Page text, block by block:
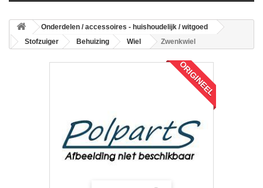
Onderdelen / accessoires - huishoudelijk / witgoed
Stofzuiger
Behuizing Wiel Zwenkwiel
ORIGINEEL